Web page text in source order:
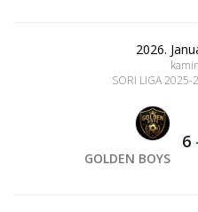
2026.
SORI LIGA 2025-
GOLDEN BOYS
6